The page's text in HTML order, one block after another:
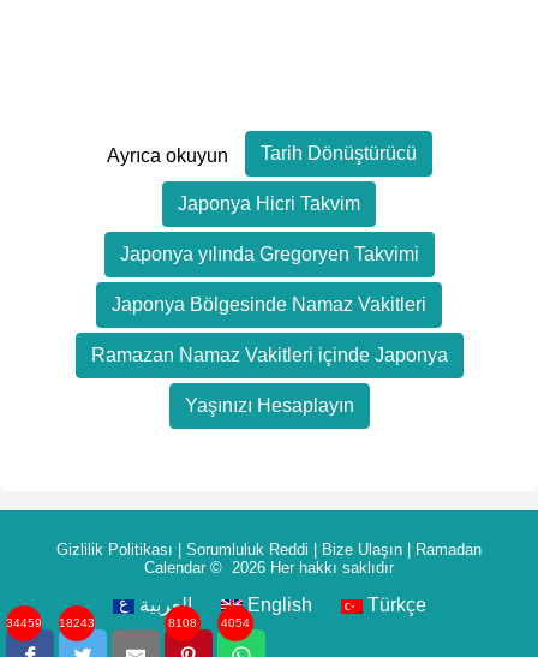
Ayrıca okuyun Tarih Dönüştürücü
Japonya Hicri Takvim
Japonya yılında Gregoryen Takvimi
Japonya Bölgesinde Namaz Vakitleri
Ramazan Namaz Vakitleri içinde Japonya
Yaşınızı Hesaplayın
Gizlilik Politikası Sorumluluk Reddi Bize Ulaşın
Ramadan
Calendar© 2026 Her hakkı saklıdır
العربية English Türkçe
34459 18243 8108 4054